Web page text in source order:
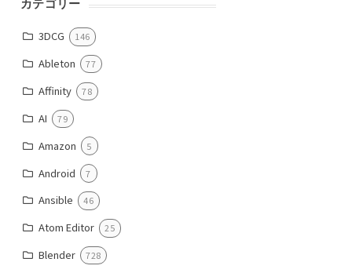
カテゴリー
3DCG 146
Ableton 77
Affinity 78
AI 79
Amazon 5
Android 7
Ansible 46
Atom Editor 25
Blender 728